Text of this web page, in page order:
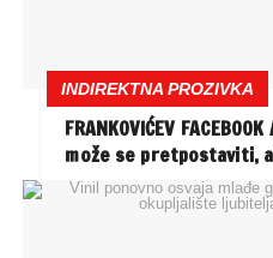
INDIREKTNA PROZIVKA
FRANKOVIĆEV
može se pretpostaviti,